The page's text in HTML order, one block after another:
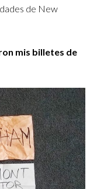
de New
mis billetes de